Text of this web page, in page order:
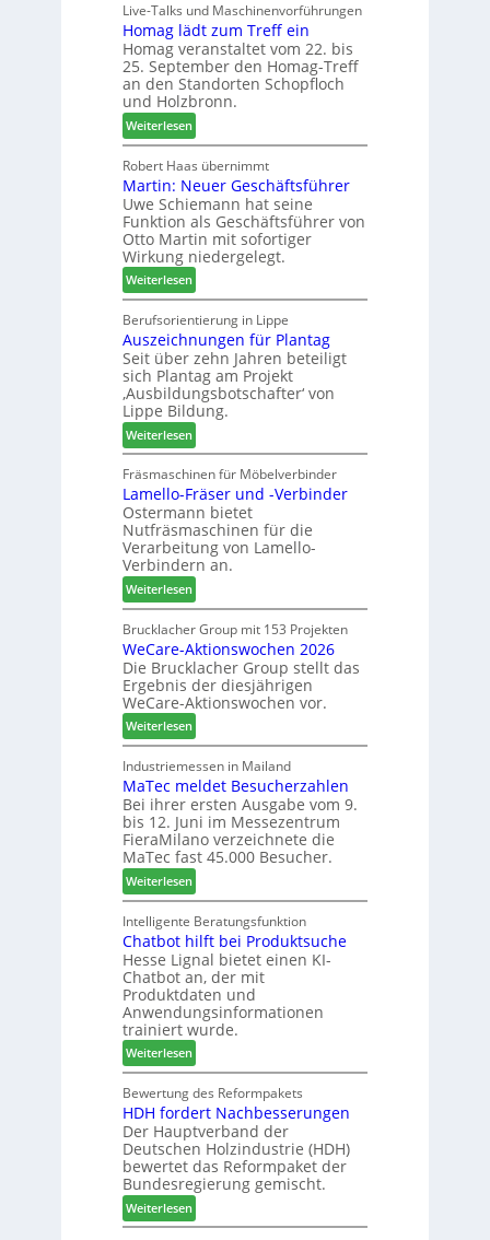
e
n
a
u
s
f
ü
r
W
e
m
h
ö
n
e
r
c
h
e
n
s
t
a
u
r
a
u
m
-
S
o
r
t
i
m
e
n
t
Live-Talks und Maschinenvorführungen
Homag lädt zum Treff ein
Homag veranstaltet vom 22. bis
25. September den Homag-Treff
an den Standorten Schopfloch
und Holzbronn.
Weiterlesen:
H
o
m
a
g
l
ä
d
t
z
u
m
T
r
e
f
f
e
i
n
Robert Haas übernimmt
Martin: Neuer Geschäftsführer
Uwe Schiemann hat seine
Funktion als Geschäftsführer von
Otto Martin mit sofortiger
Wirkung niedergelegt.
Weiterlesen:
M
a
r
t
i
n
:
N
e
u
e
r
G
e
s
c
h
ä
f
t
s
f
ü
h
r
e
r
Berufsorientierung in Lippe
Auszeichnungen für Plantag
Seit über zehn Jahren beteiligt
sich Plantag am Projekt
‚Ausbildungsbotschafter‘ von
Lippe Bildung.
Weiterlesen:
A
u
s
z
e
i
c
h
n
u
n
g
e
n
f
ü
r
P
l
a
n
t
a
g
Fräsmaschinen für Möbelverbinder
Lamello-Fräser und -Verbinder
Ostermann bietet
Nutfräsmaschinen für die
Verarbeitung von Lamello-
Verbindern an.
Weiterlesen:
L
a
m
e
l
l
o
-
F
r
ä
s
e
r
u
n
d
-
V
e
r
b
i
n
e
r
Brucklacher Group mit 153 Projekten
WeCare-Aktionswochen 2026
Die Brucklacher Group stellt das
Ergebnis der diesjährigen
WeCare-Aktionswochen vor.
Weiterlesen:
W
e
C
a
r
e
-
A
k
t
i
o
n
s
w
o
c
h
e
n
2
0
2
6
Industriemessen in Mailand
MaTec meldet Besucherzahlen
Bei ihrer ersten Ausgabe vom 9.
bis 12. Juni im Messezentrum
FieraMilano verzeichnete die
MaTec fast 45.000 Besucher.
Weiterlesen:
M
a
T
e
c
m
e
l
d
e
t
B
e
s
u
c
h
Intelligente Beratungsfunktion
Chatbot hilft bei Produktsuche
Hesse Lignal bietet einen KI-
Chatbot an, der mit
Produktdaten und
Anwendungsinformationen
trainiert wurde.
Weiterlesen:
C
h
a
t
b
o
t
h
i
Bewertung des Reformpakets
HDH fordert Nachbesserungen
Der Hauptverband der
Deutschen Holzindustrie (HDH)
bewertet das Reformpaket der
Bundesregierung gemischt.
Weiterlesen:
H